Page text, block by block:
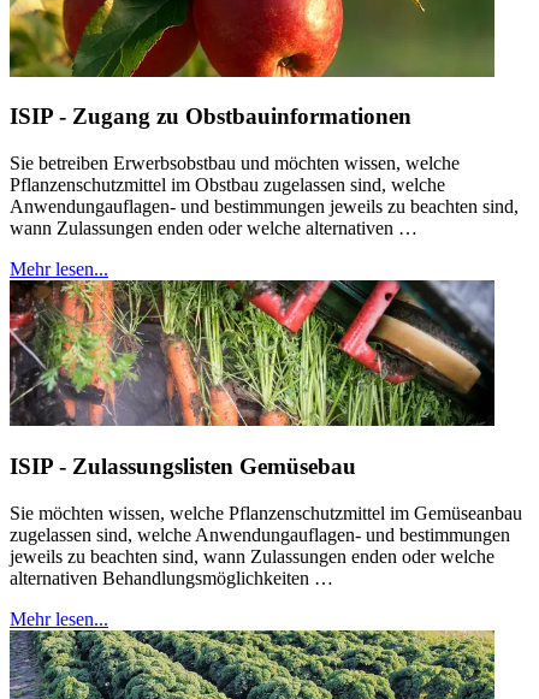
ISIP - Zugang zu Obstbauinformationen
Sie betreiben Erwerbsobstbau und möchten wissen, welche
Pflanzenschutzmittel im Obstbau zugelassen sind, welche
Anwendungauflagen- und bestimmungen jeweils zu beachten sind,
wann Zulassungen enden oder welche alternativen …
Mehr lesen...
ISIP - Zulassungslisten Gemüsebau
Sie möchten wissen, welche Pflanzenschutzmittel im Gemüseanbau
zugelassen sind, welche Anwendungauflagen- und bestimmungen
jeweils zu beachten sind, wann Zulassungen enden oder welche
alternativen Behandlungsmöglichkeiten …
Mehr lesen...